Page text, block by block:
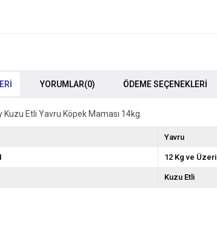
YORUMLAR(0) ÖDEME SEÇENEKLERI
Kuzu Etli Yavru Köpek Maması 14kg
Yavru
12 Kg ve Üzeri
Kuzu Etli